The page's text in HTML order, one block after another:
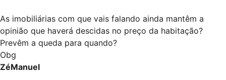
As imobiliárias com que vais falando ainda mantêm a
opinião que haverá descidas no preço da habitação?
Prevêm a queda para quando?
Obg
ZéManuel